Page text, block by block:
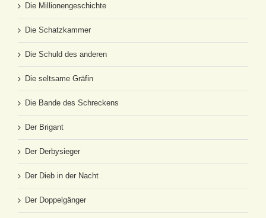
Die Millionengeschichte
Die Schatzkammer
Die Schuld des anderen
Die seltsame Gräfin
Die Bande des Schreckens
Der Brigant
Der Derbysieger
Der Dieb in der Nacht
Der Doppelgänger